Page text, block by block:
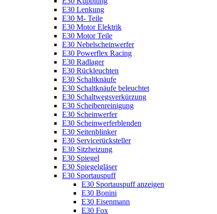
E30 Lenkung
E30 M- Teile
E30 Motor Elektrik
E30 Motor Teile
E30 Nebelscheinwerfer
E30 Powerflex Racing
E30 Radlager
E30 Rückleuchten
E30 Schaltknäufe
E30 Schaltknäufe beleuchtet
E30 Schaltwegsverkürzung
E30 Scheibenreinigung
E30 Scheinwerfer
E30 Scheinwerferblenden
E30 Seitenblinker
E30 Servicerücksteller
E30 Sitzheizung
E30 Spiegel
E30 Spiegelgläser
E30 Sportauspuff
E30 Sportauspuff anzeigen
E30 Bonini
E30 Eisenmann
E30 Fox